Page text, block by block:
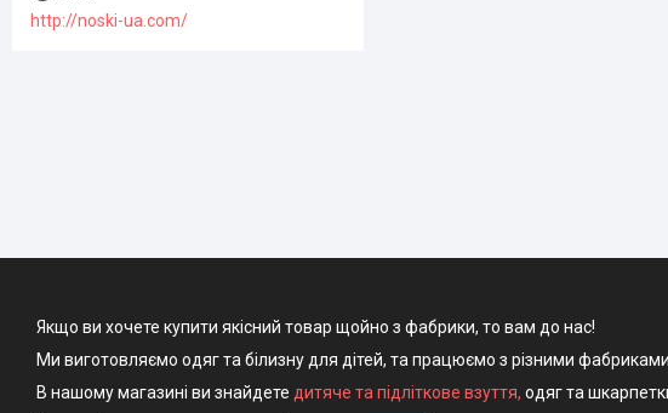
http://noski-ua.com/
Якщо ви хочете купити якісний товар щойно з фабрики, то вам до нас!
Ми виготовляємо одяг та білизну для дітей, та працюємо з різними
В нашому магазині ви знайдете дитяче та підліткове взуття, одяг та шкарпетки